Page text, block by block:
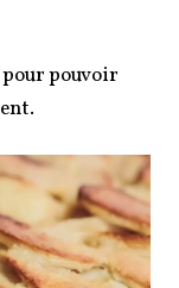
pour pouvoir